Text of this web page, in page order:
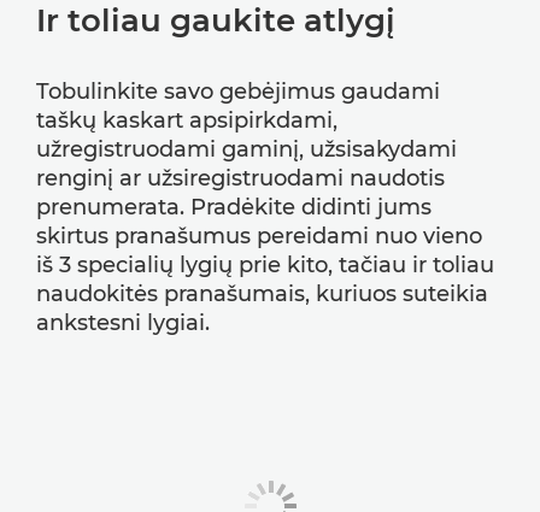
Ir toliau gaukite atlygį
Tobulinkite savo gebėjimus gaudami
taškų kaskart apsipirkdami,
užregistruodami gaminį, užsisakydami
renginį ar užsiregistruodami naudotis
prenumerata. Pradėkite didinti jums
skirtus pranašumus pereidami nuo vieno
iš 3 specialių lygių prie kito, tačiau ir toliau
naudokitės pranašumais, kuriuos suteikia
ankstesni lygiai.